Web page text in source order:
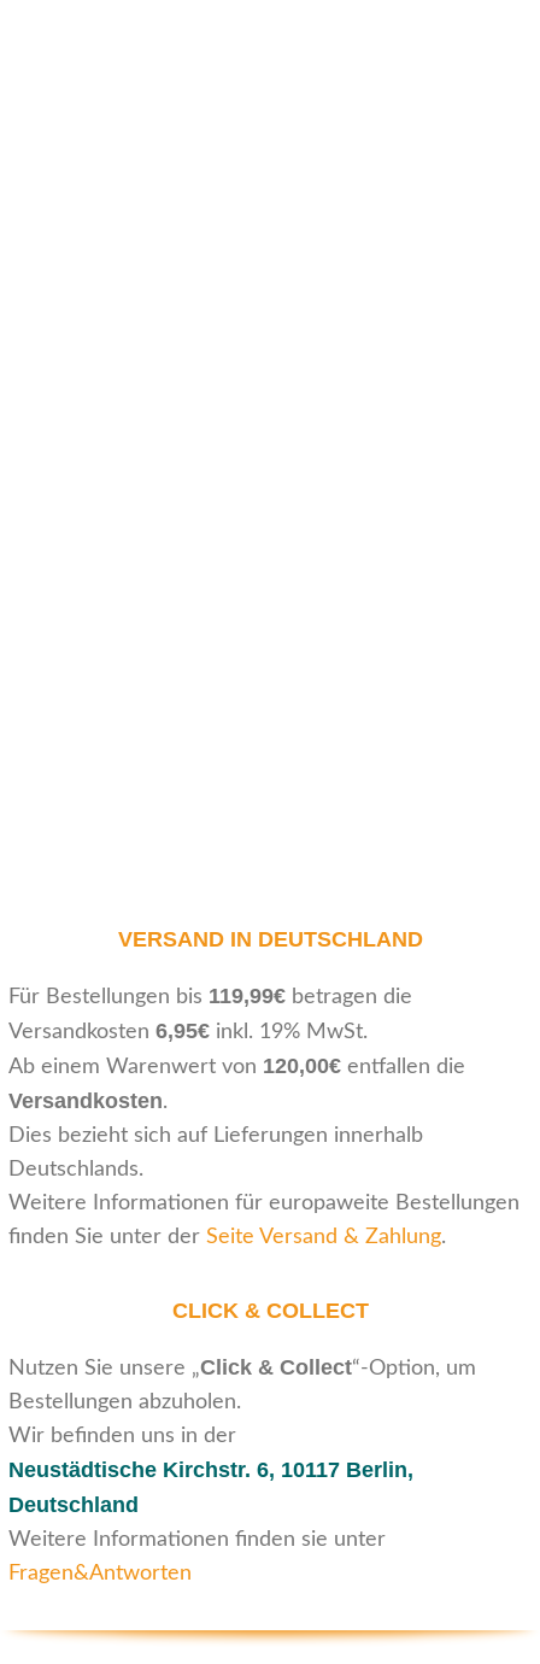
VERSAND IN DEUTSCHLAND
Für Bestellungen bis 119,99€ betragen die
Versandkosten 6,95€ inkl. 19% MwSt.
Ab einem Warenwert von 120,00€ entfallen die
Versandkosten.
Dies bezieht sich auf Lieferungen innerhalb
Deutschlands.
Weitere Informationen für europaweite Bestellungen
finden Sie unter der Seite Versand & Zahlung.
CLICK & COLLECT
Nutzen Sie unsere „Click & Collect“-Option, um
Bestellungen abzuholen.
Wir befinden uns in der
Neustädtische Kirchstr. 6, 10117 Berlin,
Deutschland
Weitere Informationen finden sie unter
Fragen&Antworten